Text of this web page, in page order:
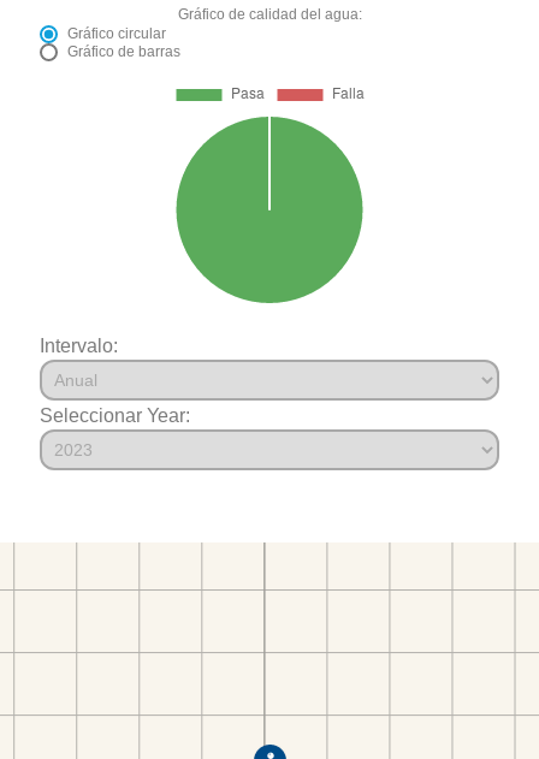
Gráfico de calidad del agua:
Gráfico circular
Gráfico de barras
Intervalo:
Seleccionar Year: